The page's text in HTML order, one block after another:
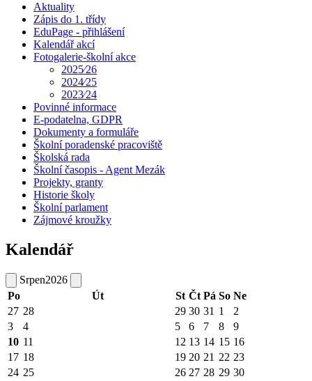
Aktuality
Zápis do 1. třídy
EduPage - přihlášení
Kalendář akcí
Fotogalerie-školní akce
2025⁄26
2024⁄25
2023⁄24
Povinné informace
E-podatelna, GDPR
Dokumenty a formuláře
Školní poradenské pracoviště
Školská rada
Školní časopis - Agent Mezák
Projekty, granty
Historie školy
Školní parlament
Zájmové kroužky
Kalendář
Srpen2026
Po
Út St Čt Pá So Ne
27 28 29 30 31 1
2
3
4 5 6 7 8
9
10 11 12 13 14 15 16
17 18 19 20 21 22 23
24 25 26 27 28 29 30